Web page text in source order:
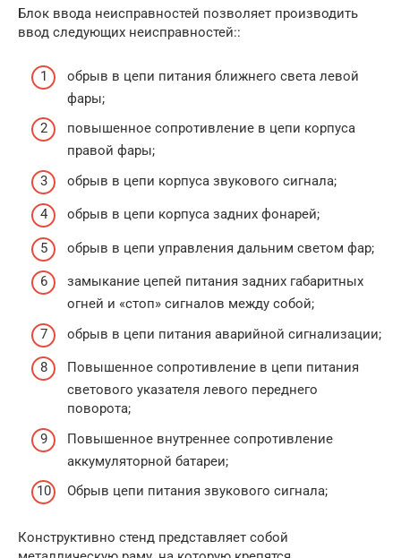
Блок ввода неисправностей позволяет производить
ввод следующих неисправностей::
обрыв в цепи питания ближнего света левой
фары;
повышенное сопротивление в цепи корпуса
правой фары;
обрыв в цепи корпуса звукового сигнала;
обрыв в цепи корпуса задних фонарей;
обрыв в цепи управления дальним светом фар;
замыкание цепей питания задних габаритных
огней и «стоп» сигналов между собой;
обрыв в цепи питания аварийной сигнализации;
Повышенное сопротивление в цепи питания
светового указателя левого переднего
поворота;
Повышенное внутреннее сопротивление
аккумуляторной батареи;
Обрыв цепи питания звукового сигнала;
Конструктивно стенд представляет собой